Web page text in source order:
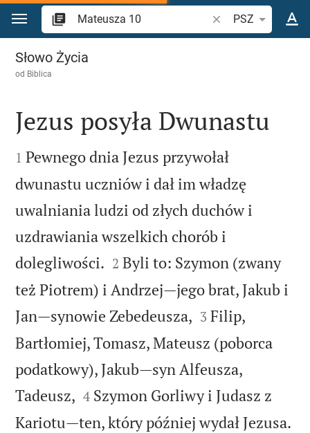
Przejdź do treści
Szukaj wersetu lub
PSZ
Mateusza 10
Słowo Życia
od Biblica

Jezus posyła Dwunastu

1 Pewnego dnia Jezus przywołał
dwunastu uczniów i dał im władzę
uwalniania ludzi od złych duchów i
uzdrawiania wszelkich chorób i
dolegliwości. 

2 Byli to: Szymon (zwany
też Piotrem) i Andrzej—jego brat, Jakub i
Jan—synowie Zebedeusza, 

3 Filip,
Bartłomiej, Tomasz, Mateusz (poborca
podatkowy), Jakub—syn Alfeusza,
Tadeusz, 

4 Szymon Gorliwy i Judasz z
Kariotu—ten, który później wydał Jezusa.